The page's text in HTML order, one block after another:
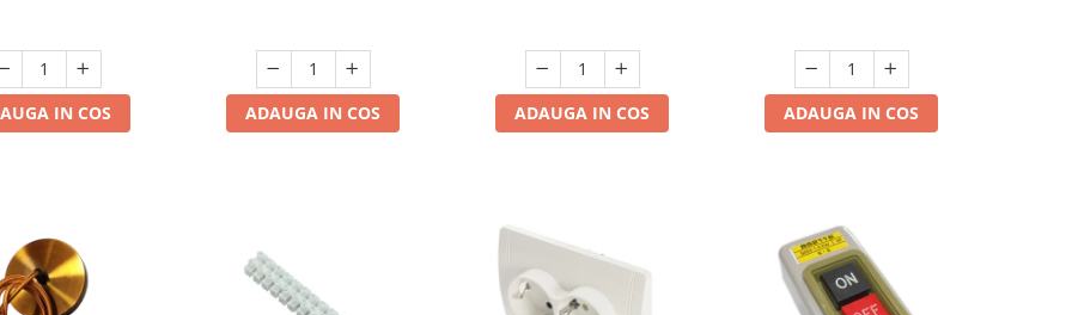
IN COS ADAUGA IN COS ADAUGA IN COS ADAUGA IN COS